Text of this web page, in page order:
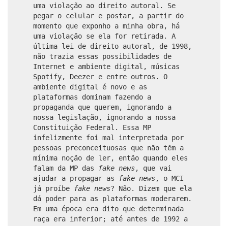
uma violação ao direito autoral. Se
pegar o celular e postar, a partir do
momento que exponho a minha obra, há
uma violação se ela for retirada. A
última lei de direito autoral, de 1998,
não trazia essas possibilidades de
Internet e ambiente digital, músicas
Spotify, Deezer e entre outros. O
ambiente digital é novo e as
plataformas dominam fazendo a
propaganda que querem, ignorando a
nossa legislação, ignorando a nossa
Constituição Federal. Essa MP
infelizmente foi mal interpretada por
pessoas preconceituosas que não têm a
mínima noção de ler, então quando eles
falam da MP das
fake news, que vai
ajudar a propagar as
fake news, o MCI
já proíbe
fake news? Não. Dizem que ela
dá poder para as plataformas moderarem.
Em uma época era dito que determinada
raça era inferior; até antes de 1992 a